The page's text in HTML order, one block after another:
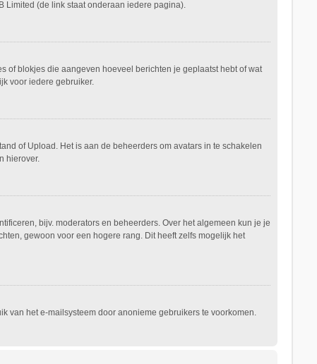
Limited (de link staat onderaan iedere pagina).
of blokjes die aangeven hoeveel berichten je geplaatst hebt of wat
voor iedere gebruiker.
of Upload. Het is aan de beheerders om avatars in te schakelen
hierover.
bijv. moderators en beheerders. Over het algemeen kun je je
gewoon voor een hogere rang. Dit heeft zelfs mogelijk het
van het e-mailsysteem door anonieme gebruikers te voorkomen.